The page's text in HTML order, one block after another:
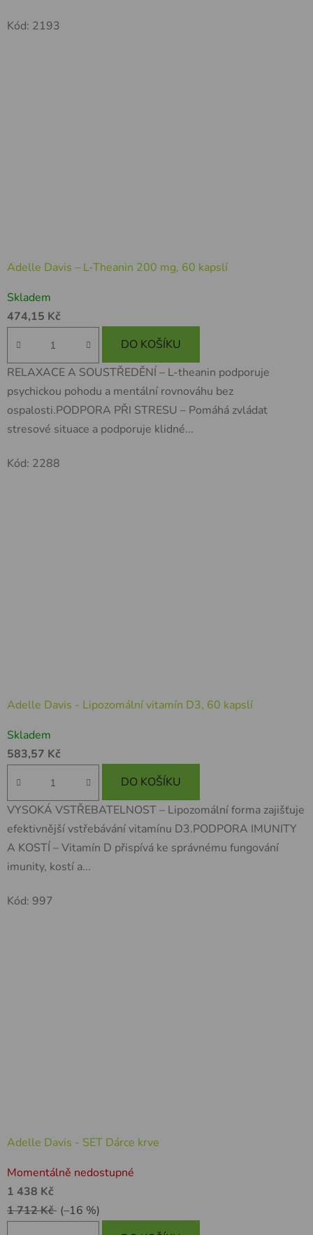
Kód: 2193
Adelle Davis – L-Theanin 200 mg, 60 kapslí
Skladem
474,15 Kč
DO KOŠÍKU
RELAXACE A SOUSTŘEDĚNÍ – L-theanin podporuje
psychickou pohodu a mentální rovnováhu bez
ospalosti.PODPORA PŘI STRESU – Pomáhá zvládat
stresové situace a podporuje klidné...
Kód: 2288
Adelle Davis - Lipozomální vitamín D3, 60 kapslí
Skladem
583,57 Kč
DO KOŠÍKU
VYSOKÁ VSTŘEBATELNOST – Lipozomální forma zajišťuje
efektivnější vstřebávání vitamínu D3.PODPORA IMUNITY
A KOSTÍ – Vitamín D přispívá ke správnému fungování
imunity, kostí a...
Kód: 997
Adelle Davis - SET Dárce krve
Momentálně nedostupné
1 438 Kč
1 712 Kč (–16 %)